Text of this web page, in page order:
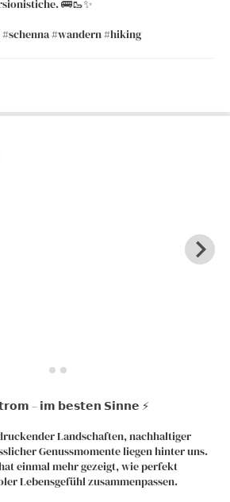
🚌🥾✨
#wandern #hiking
– 𝗶𝗺 𝗯𝗲𝘀𝘁𝗲𝗻 𝗦𝗶𝗻𝗻𝗲 ⚡️
Landschaften, nachhaltiger
Genussmomente liegen hinter uns.
einmal mehr gezeigt, wie perfekt
Lebensgefühl zusammenpassen.